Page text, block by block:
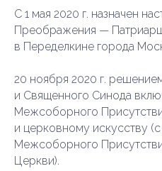
С 1 мая 2020 г. назначен
Преображения —
в Переделкине города
20 ноября 2020 г.
и Священного Синода
Межсоборного
и церковному искусству
Межсоборного
Церкви).